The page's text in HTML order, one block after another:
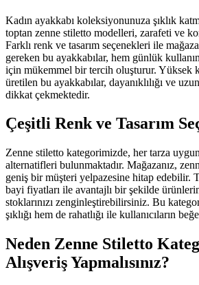
Kadın ayakkabı koleksiyonunuza şıklık
toptan zenne stiletto modelleri, zarafeti ve
Farklı renk ve tasarım seçenekleri ile
gereken bu ayakkabılar, hem günlük
için mükemmel bir tercih oluşturur. Yüksek
üretilen bu ayakkabılar, dayanıklılığı ve
dikkat çekmektedir.
Çeşitli Renk ve Tasarım
Zenne stiletto kategorimizde, her tarza
alternatifleri bulunmaktadır. Mağazanız,
geniş bir müşteri yelpazesine hitap edebilir.
bayi fiyatları ile avantajlı bir şekilde
stoklarınızı zenginleştirebilirsiniz. Bu
şıklığı hem de rahatlığı ile kullanıcıların
Neden Zenne Stiletto
Alışveriş Yapmalısınız?